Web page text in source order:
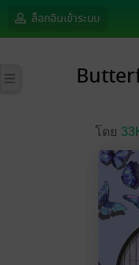
ล็อกอินเข้าระบบ
โดย